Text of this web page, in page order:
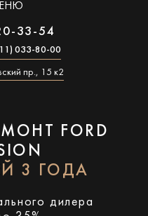
33-54
033-80-00
пр., 15 к2
FORD
3 ГОДА
дилера